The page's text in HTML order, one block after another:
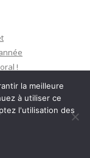
!
la meilleure
à utiliser ce
l'utilisation des